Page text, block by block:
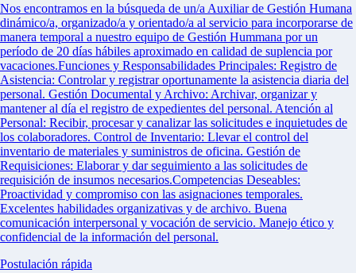
Nos encontramos en la búsqueda de un/a Auxiliar de Gestión Humana
dinámico/a, organizado/a y orientado/a al servicio para incorporarse de
manera temporal a nuestro equipo de Gestión Hummana por un
período de 20 días hábiles aproximado en calidad de suplencia por
vacaciones.Funciones y Responsabilidades Principales: Registro de
Asistencia: Controlar y registrar oportunamente la asistencia diaria del
personal. Gestión Documental y Archivo: Archivar, organizar y
mantener al día el registro de expedientes del personal. Atención al
Personal: Recibir, procesar y canalizar las solicitudes e inquietudes de
los colaboradores. Control de Inventario: Llevar el control del
inventario de materiales y suministros de oficina. Gestión de
Requisiciones: Elaborar y dar seguimiento a las solicitudes de
requisición de insumos necesarios.Competencias Deseables:
Proactividad y compromiso con las asignaciones temporales.
Excelentes habilidades organizativas y de archivo. Buena
comunicación interpersonal y vocación de servicio. Manejo ético y
confidencial de la información del personal.
Postulación rápida